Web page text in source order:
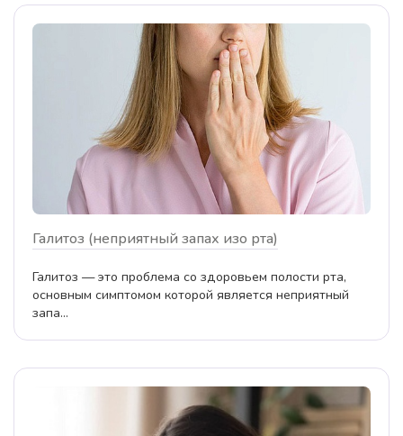
Галитоз (неприятный запах изо рта)
Галитоз — это проблема со здоровьем полости рта,
основным симптомом которой является неприятный
запа...